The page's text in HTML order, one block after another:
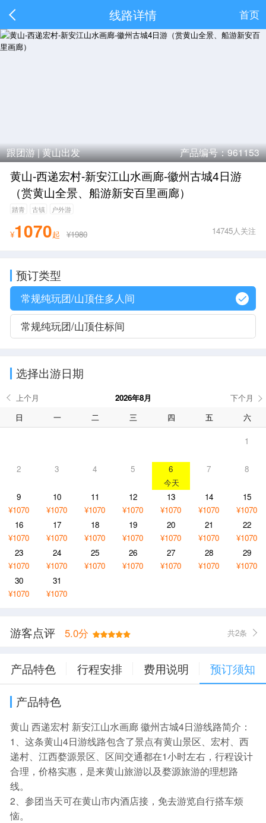
线路详情 首页
跟团游 |黄山出发 产品编号：961153
黄山-西递宏村-新安江山水画廊-徽州古城4日游
（赏黄山全景、船游新安百里画廊）
踏青 古镇 户外游
¥1070起 ¥1980 14745人关注
预订类型
常规纯玩团/山顶住多人间
常规纯玩团/山顶住标间
选择出游日期
2026年8月
日
一 二 三 四 五 六
1
2 3 4 5 6 7 8
9
¥1070
10
¥1070
11
¥1070
12
¥1070
13
¥1070
14
¥1070
15
¥1070
16
¥1070
17
¥1070
18
¥1070
19
¥1070
20
¥1070
21
¥1070
22
¥1070
23
¥1070
24
¥1070
25
¥1070
26
¥1070
27
¥1070
28
¥1070
29
¥1070
30
¥1070
31
¥1070
游客点评 5.0分 共2条
产品特色 行程安排 费用说明 预订须知
产品特色
黄山 西递宏村 新安江山水画廊 徽州古城4日游线路简介：
1、这条黄山4日游线路包含了景点有黄山景区、宏村、西
递村、江西婺源景区、区间交通都在1小时左右，行程设计
合理，价格实惠，是来黄山旅游以及婺源旅游的理想路
线。
2、参团当天可在黄山市内酒店接，免去游览自行搭车烦
恼。